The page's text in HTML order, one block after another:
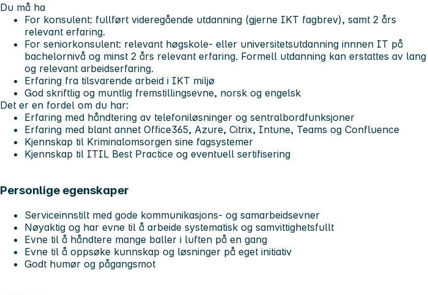
Du må ha
For konsulent: fullført videregående utdanning (gjerne IKT fagbrev), samt 2 års
relevant erfaring.
For seniorkonsulent: relevant høgskole- eller universitetsutdanning innnen IT på
bachelornivå og minst 2 års relevant erfaring. Formell utdanning kan erstattes av lang
og relevant arbeidserfaring.
Erfaring fra tilsvarende arbeid i IKT miljø
God skriftlig og muntlig fremstillingsevne, norsk og engelsk
Det er en fordel om du har:
Erfaring med håndtering av telefoniløsninger og sentralbordfunksjoner
Erfaring med blant annet Office365, Azure, Citrix, Intune, Teams og Confluence
Kjennskap til Kriminalomsorgen sine fagsystemer
Kjennskap til ITIL Best Practice og eventuell sertifisering
Personlige egenskaper
Serviceinnstilt med gode kommunikasjons- og samarbeidsevner
Nøyaktig og har evne til å arbeide systematisk og samvittighetsfullt
Evne til å håndtere mange baller i luften på en gang
Evne til å oppsøke kunnskap og løsninger på eget initiativ
Godt humør og pågangsmot